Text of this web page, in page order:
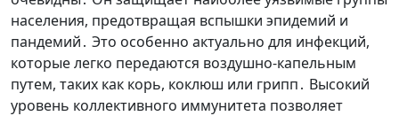
населения, предотвращая вспышки эпидемий и
пандемий․ Это особенно актуально для инфекций,
которые легко передаются воздушно-капельным
путем, таких как корь, коклюш или грипп․ Высокий
уровень коллективного иммунитета позволяет